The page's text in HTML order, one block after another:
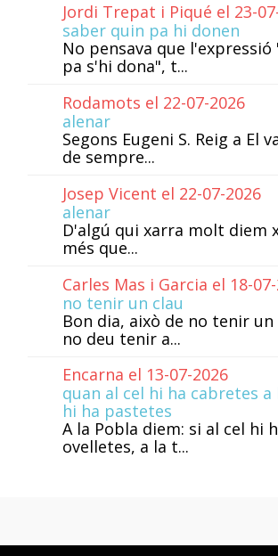
Jordi Trepat i Piqué el 23-
saber quin pa hi donen
No pensava que l'expressió
pa s'hi dona", t...
Rodamots el 22-07-2026
alenar
Segons Eugeni S. Reig a El
de sempre...
Josep Vicent el 22-07-2026
alenar
D'algú qui xarra molt diem
més que...
Carles Mas i Garcia el 18-
no tenir un clau
Bon dia, això de no tenir un
no deu tenir a...
Encarna el 13-07-2026
quan al cel hi ha cabretes
hi ha pastetes
A la Pobla diem: si al cel hi
ovelletes, a la t...